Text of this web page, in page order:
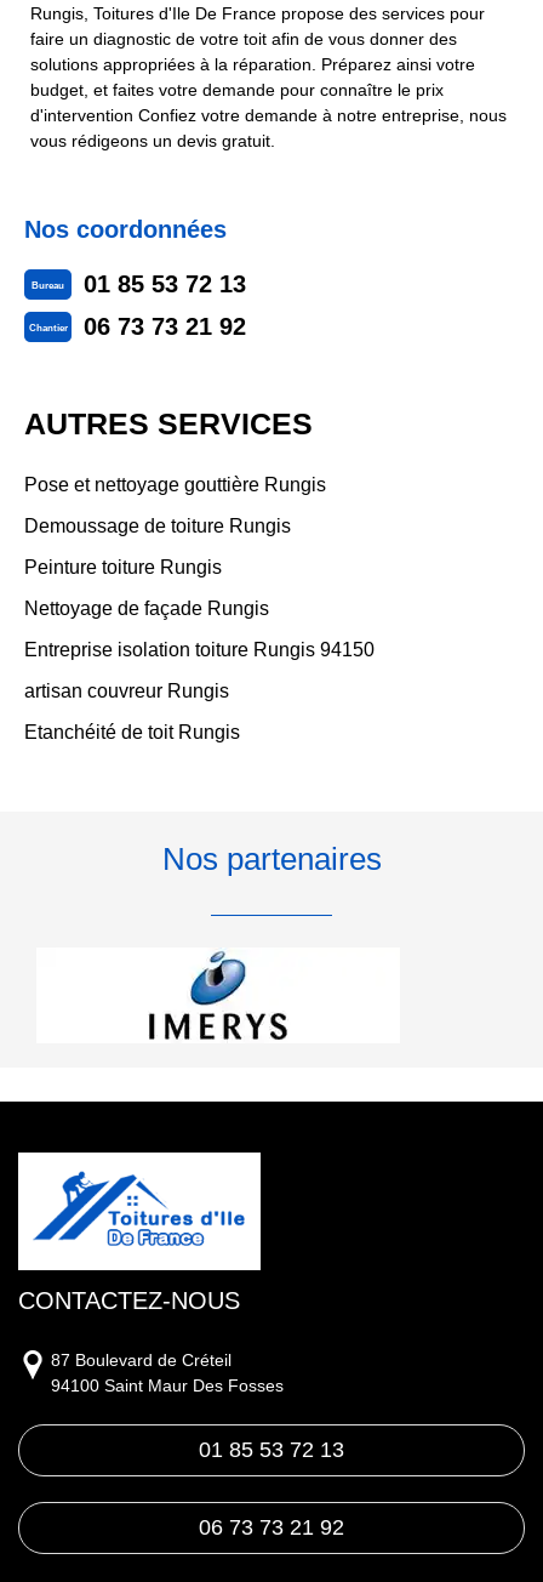
Rungis, Toitures d'Ile De France propose des services pour
faire un diagnostic de votre toit afin de vous donner des
solutions appropriées à la réparation. Préparez ainsi votre
budget, et faites votre demande pour connaître le prix
d'intervention Confiez votre demande à notre entreprise, nous
vous rédigeons un devis gratuit.
Nos coordonnées
Bureau 01 85 53 72 13
Chantier 06 73 73 21 92
AUTRES SERVICES
Pose et nettoyage gouttière Rungis
Demoussage de toiture Rungis
Peinture toiture Rungis
Nettoyage de façade Rungis
Entreprise isolation toiture Rungis 94150
artisan couvreur Rungis
Etanchéité de toit Rungis
Nos partenaires
CONTACTEZ-NOUS
87 Boulevard de Créteil
94100 Saint Maur Des Fosses
01 85 53 72 13
06 73 73 21 92